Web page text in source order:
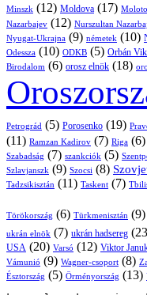
Minszk (12) Moldova (17)
Nazarbajev (12) Nurszultan
Nyugat-Ukrajna (9) németek (10)
Odessza (10) ODKB (5) Orbán
Birodalom (6) orosz elnök (18)
Petrográd (5) Porosenko (19)
(11) Ramzan Kadirov (7) Riga (6)
Szabadság (7) szankciók (5)
Szlavjanszk (9) Szocsi (8)
Tadzsikisztán (11) Taskent (7)
Törökország (6) Türkmenisztán (9)
ukrán elnök (7) ukrán hadsereg
USA (20) Varsó (12) Viktor
Vámunió (9) Wagner-csoport (8)
Észtország (5) Örményország (13)